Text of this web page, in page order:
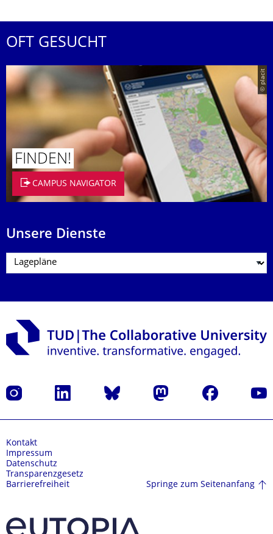
OFT GESUCHT
© placit
FINDEN!
CAMPUS NAVIGATOR
Unsere Dienste
Instagram LinkedIn Bluesky Mastodon Facebook
Kontakt
Impressum
Datenschutz
Transparenzgesetz
Barrierefreiheit
Springe zum Seitenanfang